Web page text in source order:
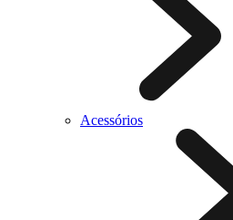
Acessórios